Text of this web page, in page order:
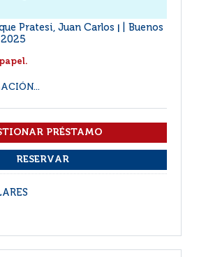
Pratesi, Juan Carlos
Buenos
2025